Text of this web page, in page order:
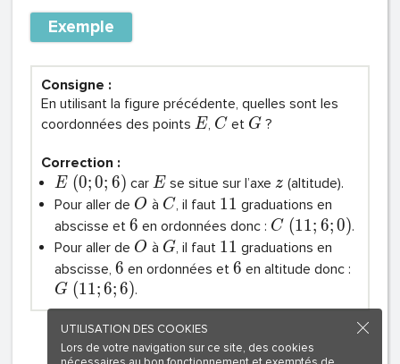
Exemple
Consigne :
En utilisant la figure précédente, quelles sont les
coordonnées des points E, C et G ?
Correction :
E (0;0; 6) car Ese situe sur l’axe z (altitude).
Pour aller de O à C, il faut 11 graduations en
abscisse et 6 en ordonnées donc : C (11; 6;0).
Pour aller de O à G, il faut 11 graduations en
abscisse, 6 en ordonnées et 6 en altitude donc :
G (11;6; 6).
UTILISATION DES COOKIES
Lors de votre navigation sur ce site, des cookies